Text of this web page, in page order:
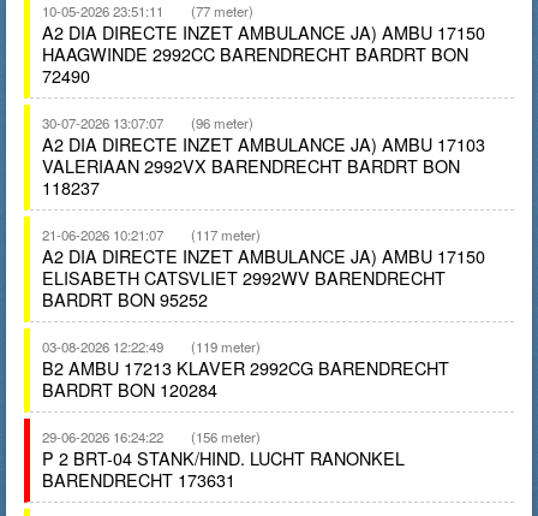
10-05-2026 23:51:11 (77 meter)
A2 DIA DIRECTE INZET AMBULANCE JA) AMBU 17150
HAAGWINDE 2992CC BARENDRECHT BARDRT BON
72490
30-07-2026 13:07:07 (96 meter)
A2 DIA DIRECTE INZET AMBULANCE JA) AMBU 17103
VALERIAAN 2992VX BARENDRECHT BARDRT BON
118237
21-06-2026 10:21:07 (117 meter)
A2 DIA DIRECTE INZET AMBULANCE JA) AMBU 17150
ELISABETH CATSVLIET 2992WV BARENDRECHT
BARDRT BON 95252
03-08-2026 12:22:49 (119 meter)
B2 AMBU 17213 KLAVER 2992CG BARENDRECHT
BARDRT BON 120284
29-06-2026 16:24:22 (156 meter)
P 2 BRT-04 STANK/HIND. LUCHT RANONKEL
BARENDRECHT 173631